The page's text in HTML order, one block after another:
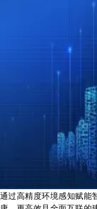
通过高精度环境感知赋能